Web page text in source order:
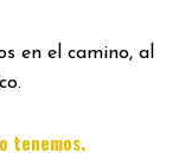
en el camino, al
tenemos.